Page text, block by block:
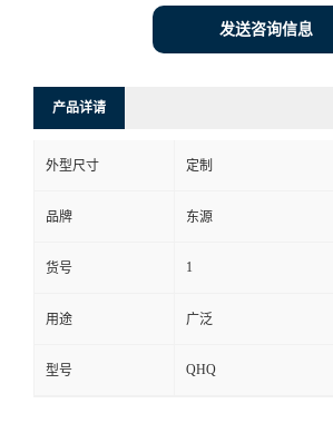
发送咨询信息
产品详请
外型尺寸 定制
品牌 东源
货号 1
用途 广泛
型号 QHQ